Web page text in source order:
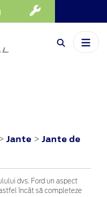
Jante > Jante de
dvs. Ford un aspect
încât să completeze